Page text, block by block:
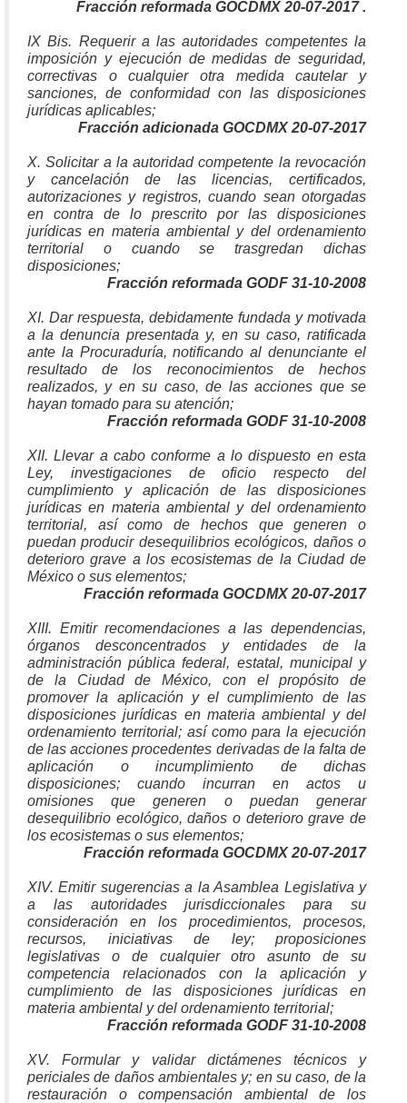
Fracción reformada GOCDMX 20-07-2017 .
IX Bis. Requerir a las autoridades competentes la
imposición y ejecución de medidas de seguridad,
correctivas o cualquier otra medida cautelar y
sanciones, de conformidad con las disposiciones
jurídicas aplicables;
Fracción adicionada GOCDMX 20-07-2017
X. Solicitar a la autoridad competente la revocación
y cancelación de las licencias, certificados,
autorizaciones y registros, cuando sean otorgadas
en contra de lo prescrito por las disposiciones
jurídicas en materia ambiental y del ordenamiento
territorial o cuando se trasgredan dichas
disposiciones;
Fracción reformada GODF 31-10-2008
XI. Dar respuesta, debidamente fundada y motivada
a la denuncia presentada y, en su caso, ratificada
ante la Procuraduría, notificando al denunciante el
resultado de los reconocimientos de hechos
realizados, y en su caso, de las acciones que se
hayan tomado para su atención;
Fracción reformada GODF 31-10-2008
XII. Llevar a cabo conforme a lo dispuesto en esta
Ley, investigaciones de oficio respecto del
cumplimiento y aplicación de las disposiciones
jurídicas en materia ambiental y del ordenamiento
territorial, así como de hechos que generen o
puedan producir desequilibrios ecológicos, daños o
deterioro grave a los ecosistemas de la Ciudad de
México o sus elementos;
Fracción reformada GOCDMX 20-07-2017
XIII. Emitir recomendaciones a las dependencias,
órganos desconcentrados y entidades de la
administración pública federal, estatal, municipal y
de la Ciudad de México, con el propósito de
promover la aplicación y el cumplimiento de las
disposiciones jurídicas en materia ambiental y del
ordenamiento territorial; así como para la ejecución
de las acciones procedentes derivadas de la falta de
aplicación o incumplimiento de dichas
disposiciones; cuando incurran en actos u
omisiones que generen o puedan generar
desequilibrio ecológico, daños o deterioro grave de
los ecosistemas o sus elementos;
Fracción reformada GOCDMX 20-07-2017
XIV. Emitir sugerencias a la Asamblea Legislativa y
a las autoridades jurisdiccionales para su
consideración en los procedimientos, procesos,
recursos, iniciativas de ley; proposiciones
legislativas o de cualquier otro asunto de su
competencia relacionados con la aplicación y
cumplimiento de las disposiciones jurídicas en
materia ambiental y del ordenamiento territorial;
Fracción reformada GODF 31-10-2008
XV. Formular y validar dictámenes técnicos y
periciales de daños ambientales y; en su caso, de la
restauración o compensación ambiental de los